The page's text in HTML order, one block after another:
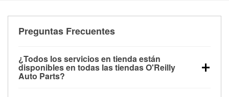
Preguntas Frecuentes
¿Todos los servicios en tienda están
disponibles en todas las tiendas O'Reilly
Auto Parts?